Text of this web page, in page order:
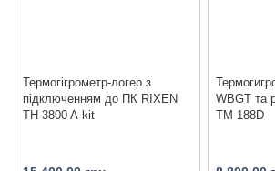
Термогігрометр-логер з
підключенням до ПК RIXEN
TH-3800 A-kit
WBGT та
TM-188D